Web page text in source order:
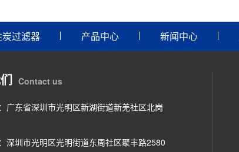
过滤器 产品中心 新闻中心
Contact us
广东省深圳市光明区新湖街道新羌社区北岗
深圳市光明区光明街道东周社区聚丰路2580